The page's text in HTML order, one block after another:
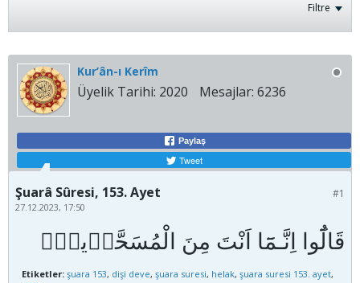
Filtre
Kur’ân-ı Kerîm
Üyelik Tarihi: 2020 Mesajlar: 6236
Paylaş
Tweet
#1
Şuarâ Sûresi, 153. Ayet
27.12.2023, 17:50
Etiketler: şuara 153, dişi deve, şuara suresi, helak, şuara suresi 153. ayet,